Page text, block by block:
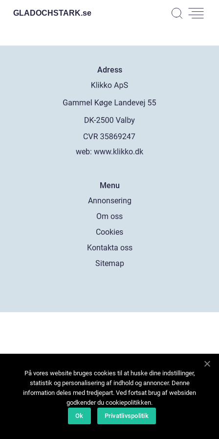
GLADOCHSTARK.se
Adress
web: www.klikko.dk
Menu
Annonsering
Om oss
Cookies
Kontakta oss
Sitemap
På vores website bruges cookies til at huske dine indstillinger,
statistik og personalisering af indhold og annoncer. Denne
information deles med tredjepart. Ved fortsat brug af websiden
godkender du cookiepolitikken.
Ok
Privatlivspolitik